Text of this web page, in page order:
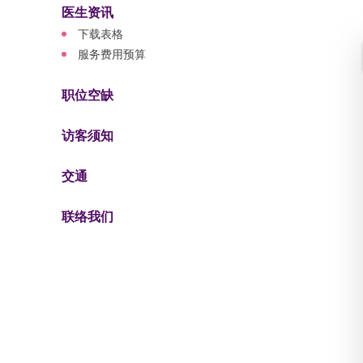
医生资讯
下载表格
服务费用预算
职位空缺
访客须知
交通
联络我们